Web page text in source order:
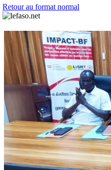
Retour au format normal